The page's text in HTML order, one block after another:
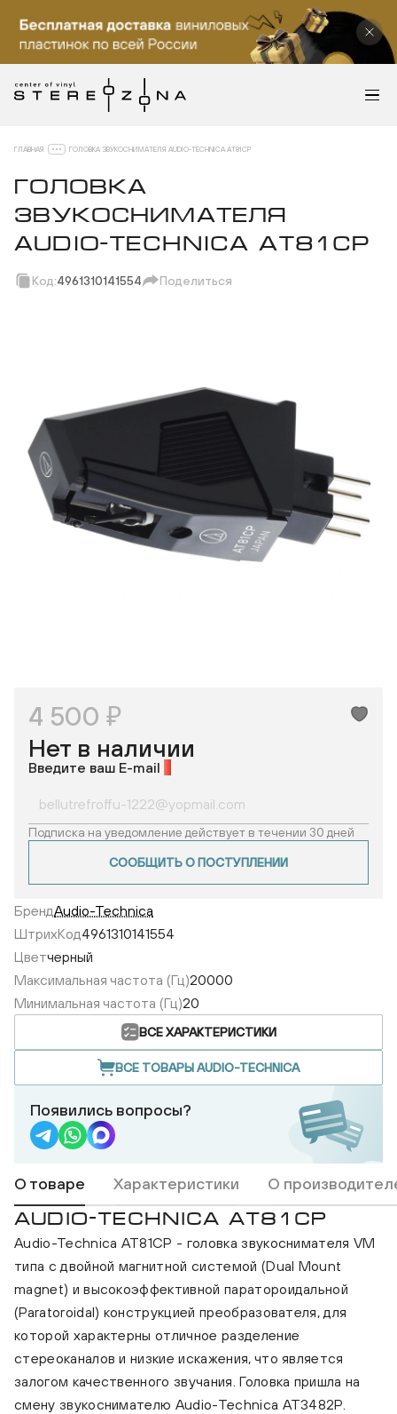
ГЛАВНАЯ ГОЛОВКА ЗВУКОСНИМАТЕЛЯ AUDIO-TECHNICA AT81CP
ГОЛОВКА
ЗВУКОСНИМАТЕЛЯ
AUDIO-TECHNICA AT81CP
Код:4961310141554 Поделиться
ВКонтакте
Одноклассники
4 500 ₽
Нет в наличии
Введите ваш E-mail
Подписка на уведомление действует в течении 30 дней
СООБЩИТЬ О ПОСТУПЛЕНИИ
БрендAudio-Technica
ШтрихКод4961310141554
Цветчерный
Максимальная частота (Гц)20000
Минимальная частота (Гц)20
ВСЕ ХАРАКТЕРИСТИКИ
ВСЕ ТОВАРЫ AUDIO-TECHNICA
Появились вопросы?
О товаре Характеристики О
AUDIO-TECHNICA AT81CP
Audio-Technica AT81CP - головка звукоснимателя VM
типа c двойной магнитной системой (Dual Mount
magnet) и высокоэффективной паратороидальной
(Paratoroidal) конструкцией преобразователя, для
которой характерны отличное разделение
стереоканалов и низкие искажения, что является
залогом качественного звучания. Головка пришла на
смену звукоснимателю Audio-Technica AT3482P.